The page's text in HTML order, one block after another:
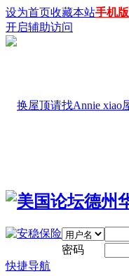
设为首页收藏本站手机版
开启辅助访问
密码
快捷导航